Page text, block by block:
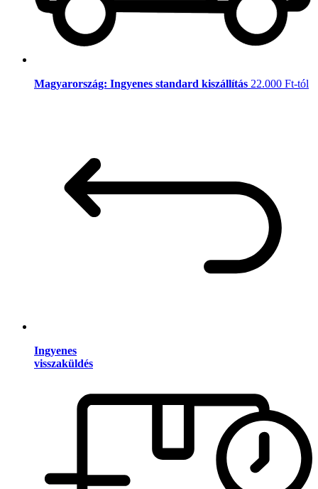
Magyarország: Ingyenes standard kiszállítás 22.000 Ft-tól
Ingyenes
visszaküldés